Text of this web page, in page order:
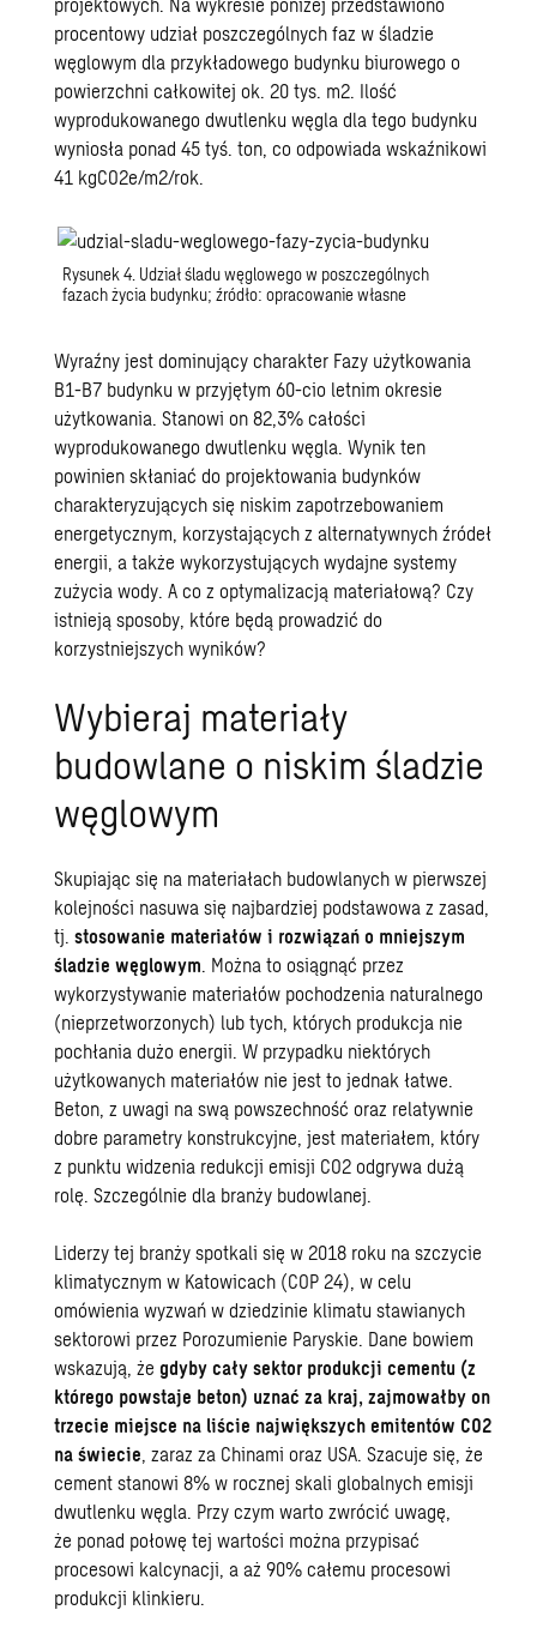
procentowy udział poszczególnych faz w śladzie
węglowym dla przykładowego budynku biurowego o
powierzchni całkowitej ok. 20 tys. m2. Ilość
wyprodukowanego dwutlenku węgla dla tego budynku
wyniosła ponad 45 tyś. ton, co odpowiada wskaźnikowi
41 kgCO2e/m2/rok.
Rysunek 4. Udział śladu węglowego w poszczególnych
fazach życia budynku; źródło: opracowanie własne
Wyraźny jest dominujący charakter Fazy użytkowania
B1-B7 budynku w przyjętym 60-cio letnim okresie
użytkowania. Stanowi on 82,3% całości
wyprodukowanego dwutlenku węgla. Wynik ten
powinien skłaniać do projektowania budynków
charakteryzujących się niskim zapotrzebowaniem
energetycznym, korzystających z alternatywnych źródeł
energii, a także wykorzystujących wydajne systemy
zużycia wody. A co z optymalizacją materiałową? Czy
istnieją sposoby, które będą prowadzić do
korzystniejszych wyników?
Wybieraj materiały
budowlane o niskim śladzie
węglowym
Skupiając się na materiałach budowlanych w pierwszej
kolejności nasuwa się najbardziej podstawowa z zasad,
tj.stosowanie materiałów i rozwiązań o mniejszym
śladzie węglowym. Można to osiągnąć przez
wykorzystywanie materiałów pochodzenia naturalnego
(nieprzetworzonych) lub tych, których produkcja nie
pochłania dużo energii. W przypadku niektórych
użytkowanych materiałów nie jest to jednak łatwe.
Beton, z uwagi na swą powszechność oraz relatywnie
dobre parametry konstrukcyjne, jest materiałem, który
z punktu widzenia redukcji emisji CO2 odgrywa dużą
rolę. Szczególnie dla branży budowlanej.
Liderzy tej branży spotkali się w 2018 roku na szczycie
klimatycznym w Katowicach (COP 24), w celu
omówienia wyzwań w dziedzinie klimatu stawianych
sektorowi przez Porozumienie Paryskie. Dane bowiem
wskazują, żegdyby cały sektor produkcji cementu (z
którego powstaje beton) uznać za kraj, zajmowałby on
trzecie miejsce na liście największych emitentów CO2
na świecie, zaraz za Chinami oraz USA. Szacuje się, że
cement stanowi 8% w rocznej skali globalnych emisji
dwutlenku węgla. Przy czym warto zwrócić uwagę,
że ponad połowę tej wartości można przypisać
procesowi kalcynacji, a aż 90% całemu procesowi
produkcji klinkieru.